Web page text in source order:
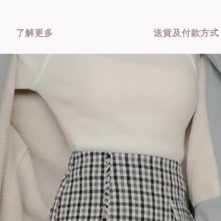
了解更多 送貨及付款方式